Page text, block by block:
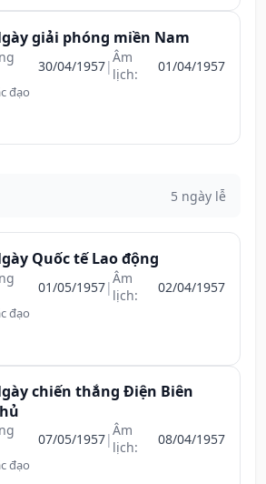
giải phóng miền Nam
30/04/1957|Âm
lịch:
01/04/1957
đạo
5 ngày lễ
Quốc tế Lao động
01/05/1957|Âm
lịch:
02/04/1957
đạo
chiến thắng Điện Biên
07/05/1957|Âm
lịch:
08/04/1957
đạo